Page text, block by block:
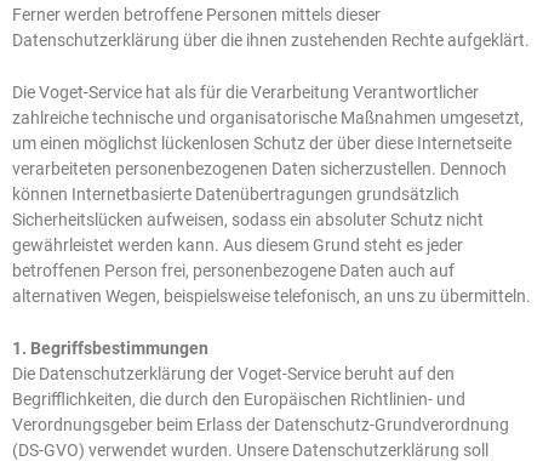
Ferner werden betroffene Personen mittels dieser
Datenschutzerklärung über die ihnen zustehenden Rechte aufgeklärt.
Die Voget-Service hat als für die Verarbeitung Verantwortlicher
zahlreiche technische und organisatorische Maßnahmen umgesetzt,
um einen möglichst lückenlosen Schutz der über diese Internetseite
verarbeiteten personenbezogenen Daten sicherzustellen. Dennoch
können Internetbasierte Datenübertragungen grundsätzlich
Sicherheitslücken aufweisen, sodass ein absoluter Schutz nicht
gewährleistet werden kann. Aus diesem Grund steht es jeder
betroffenen Person frei, personenbezogene Daten auch auf
alternativen Wegen, beispielsweise telefonisch, an uns zu übermitteln.
1. Begriffsbestimmungen
Die Datenschutzerklärung der Voget-Service beruht auf den
Begrifflichkeiten, die durch den Europäischen Richtlinien- und
Verordnungsgeber beim Erlass der Datenschutz-Grundverordnung
(DS-GVO) verwendet wurden. Unsere Datenschutzerklärung soll